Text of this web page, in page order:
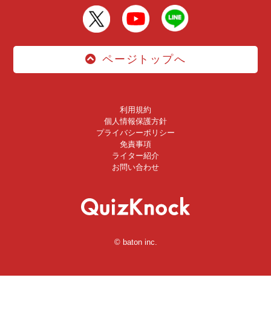
ページトップへ
利用規約
個人情報保護方針
プライバシーポリシー
免責事項
ライター紹介
お問い合わせ
© baton inc.